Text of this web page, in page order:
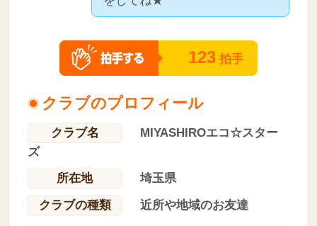
123 拍手
クラブのプロフィール
クラブ名
MIYASHIROエコ☆スター
ズ
所在地
埼玉県
クラブの種類
近所や地域のお友達